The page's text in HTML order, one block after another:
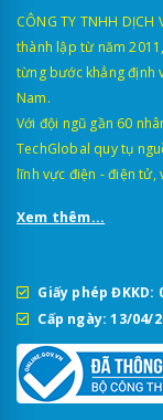
CÔNG TY TNHH
thành lập từ năm
từng bước khẳng định
Nam.
Với đội ngũ gần 60
TechGlobal quy tụ
lĩnh vực điện - điện tử,
Xem thêm...
Giấy phép ĐKKD:
Cấp ngày: 13/04/